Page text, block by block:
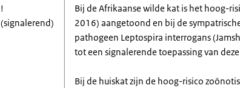
!
(signalerend)
Bij de Afrikaanse wilde kat is het hoog-
2016) aangetoond en bij de
pathogeen Leptospira interrogans
tot een signalerende toepassing van
Bij de huiskat zijn de hoog-risico